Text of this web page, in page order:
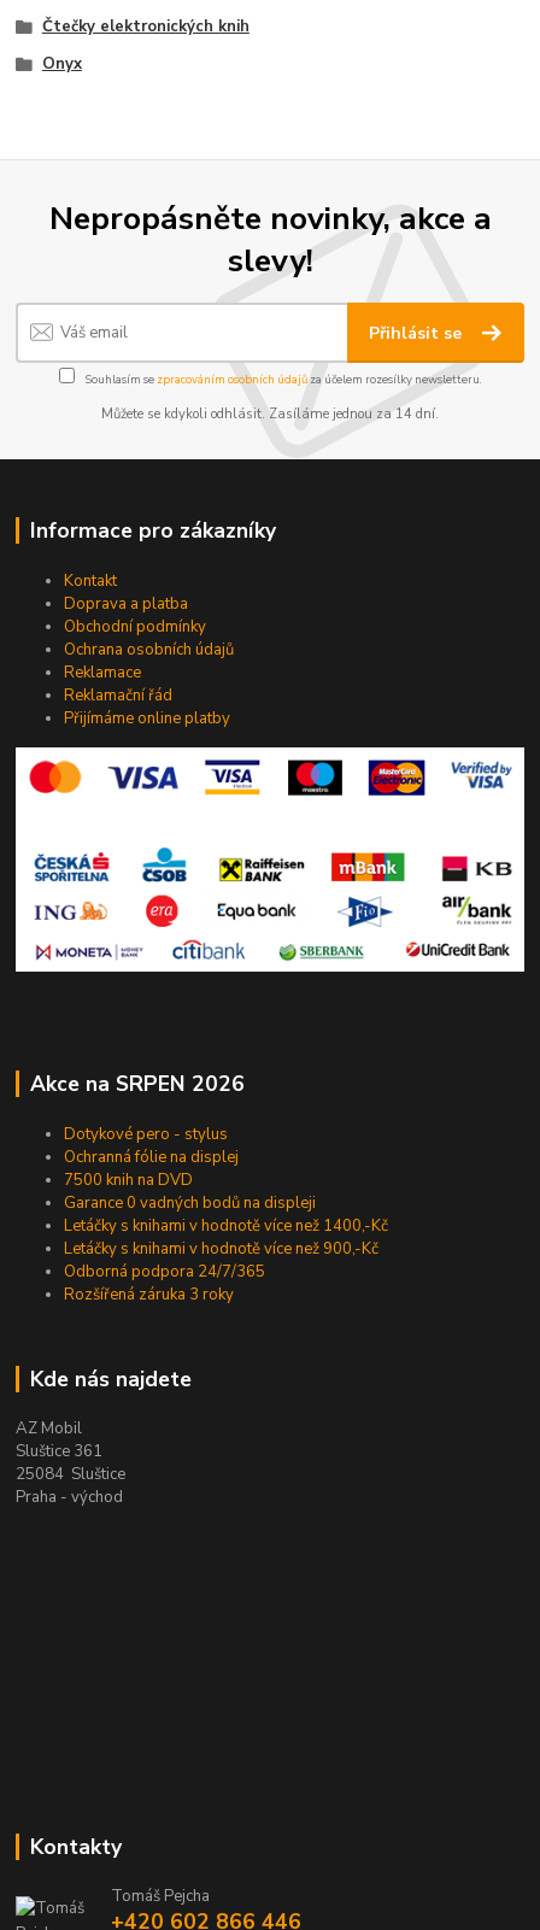
Čtečky elektronických knih
Onyx
Nepropásněte novinky, akce a
slevy!
Přihlásit se
Souhlasím se zpracováním osobních údajůza účelem rozesílky newsletteru.
Můžete se kdykoli odhlásit. Zasíláme jednou za 14 dní.
Informace pro zákazníky
Kontakt
Doprava a platba
Obchodní podmínky
Ochrana osobních údajů
Reklamace
Reklamační řád
Přijímáme online platby
Akce na SRPEN 2026
Dotykové pero - stylus
Ochranná fólie na displej
7500 knih na DVD
Garance 0 vadných bodů na displeji
Letáčky s knihami v hodnotě více než 1400,-Kč
Letáčky s knihami v hodnotě více než 900,-Kč
Odborná podpora 24/7/365
Rozšířená záruka 3 roky
Kde nás najdete
AZ Mobil
Sluštice 361
25084 Sluštice
Praha - východ
Kontakty
Tomáš Pejcha
+420 602 866 446